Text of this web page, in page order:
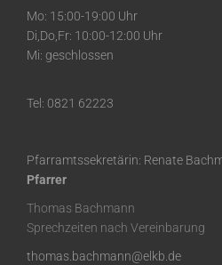
Mo: 15:00-19:00 Uhr
Di,Do,Fr: 10:00-12:00 Uhr
Mi: geschlossen
Tel: 0821 62223
Pfarramtssekretärin: Renate
Pfarrer
Thomas Bachmann
Sprechzeiten nach Vereinbarung
thomas.bachmann@elkb.de